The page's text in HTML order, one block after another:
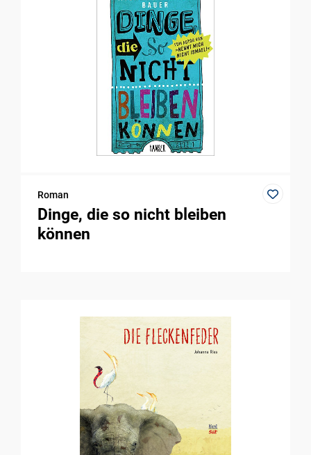
Roman
Dinge, die so nicht bleiben
können